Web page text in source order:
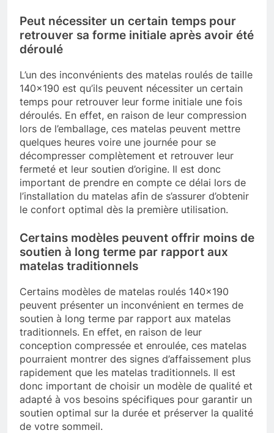
Peut nécessiter un certain temps pour
retrouver sa forme initiale après avoir été
déroulé
L’un des inconvénients des matelas roulés de taille
140×190 est qu’ils peuvent nécessiter un certain
temps pour retrouver leur forme initiale une fois
déroulés. En effet, en raison de leur compression
lors de l’emballage, ces matelas peuvent mettre
quelques heures voire une journée pour se
décompresser complètement et retrouver leur
fermeté et leur soutien d’origine. Il est donc
important de prendre en compte ce délai lors de
l’installation du matelas afin de s’assurer d’obtenir
le confort optimal dès la première utilisation.
Certains modèles peuvent offrir moins de
soutien à long terme par rapport aux
matelas traditionnels
Certains modèles de matelas roulés 140×190
peuvent présenter un inconvénient en termes de
soutien à long terme par rapport aux matelas
traditionnels. En effet, en raison de leur
conception compressée et enroulée, ces matelas
pourraient montrer des signes d’affaissement plus
rapidement que les matelas traditionnels. Il est
donc important de choisir un modèle de qualité et
adapté à vos besoins spécifiques pour garantir un
soutien optimal sur la durée et préserver la qualité
de votre sommeil.